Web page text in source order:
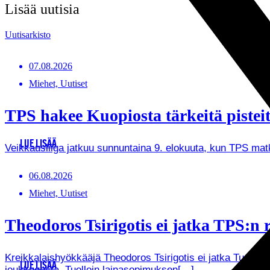
Lisää uutisia
Uutisarkisto
07.08.2026
Miehet, Uutiset
TPS hakee Kuopiosta tärkeitä
Veikkausliiga jatkuu sunnuntaina 9. elokuuta, kun TPS
LUE LISÄÄ
06.08.2026
Miehet, Uutiset
Theodoros Tsirigotis ei jatka TPS:n
Kreikkalaishyökkääjä Theodoros Tsirigotis ei jatka Turun
LUE LISÄÄ